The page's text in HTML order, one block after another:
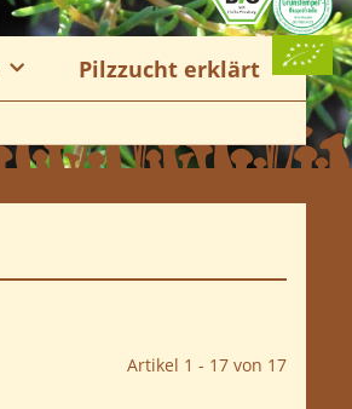
Pilzzucht erklärt
Artikel 1 - 17 von 17